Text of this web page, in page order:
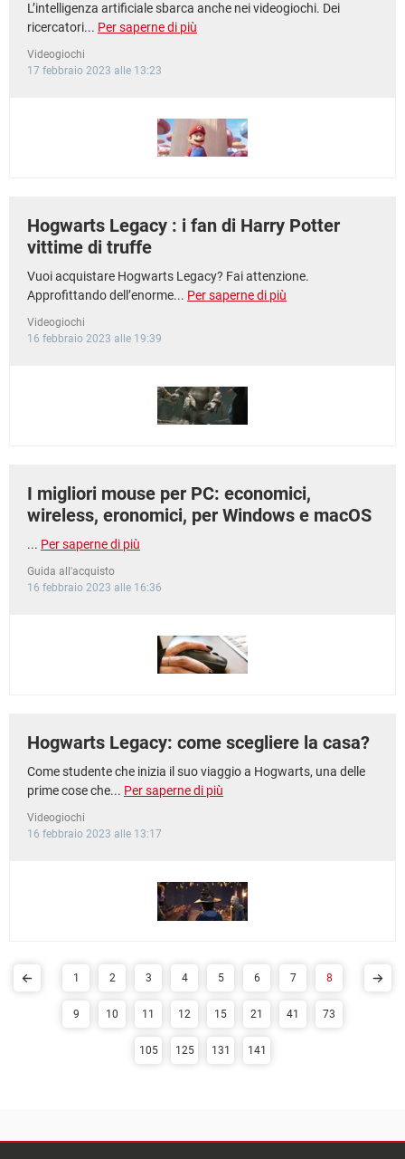
L’intelligenza artificiale sbarca anche nei videogiochi. Dei
ricercatori... Per saperne di più
Videogiochi
17 febbraio 2023 alle 13:23
Hogwarts Legacy : i fan di Harry Potter
vittime di truffe
Vuoi acquistare Hogwarts Legacy? Fai attenzione.
Approfittando dell’enorme... Per saperne di più
Videogiochi
16 febbraio 2023 alle 19:39
I migliori mouse per PC: economici,
wireless, eronomici, per Windows e macOS
... Per saperne di più
Guida all'acquisto
16 febbraio 2023 alle 16:36
Hogwarts Legacy: come scegliere la casa?
Come studente che inizia il suo viaggio a Hogwarts, una delle
prime cose che... Per saperne di più
Videogiochi
16 febbraio 2023 alle 13:17
1 2 3 4 5 6 7 8
9 10 11 12 15 21 41 73
105 125 131 141